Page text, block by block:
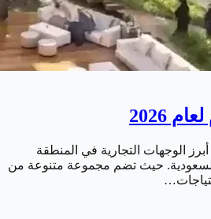
2026
الوجهات التجارية في المنطقة
السعودية. حيث تضم مجموعة متنوعة من